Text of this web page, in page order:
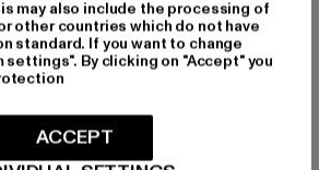
EUR 84,99 EUR
LONSDALE LONDON
Alnwick
may also include the processing of
other countries which do not have
standard. If you want to change
settings". By clicking on "Accept" you
ACCEPT